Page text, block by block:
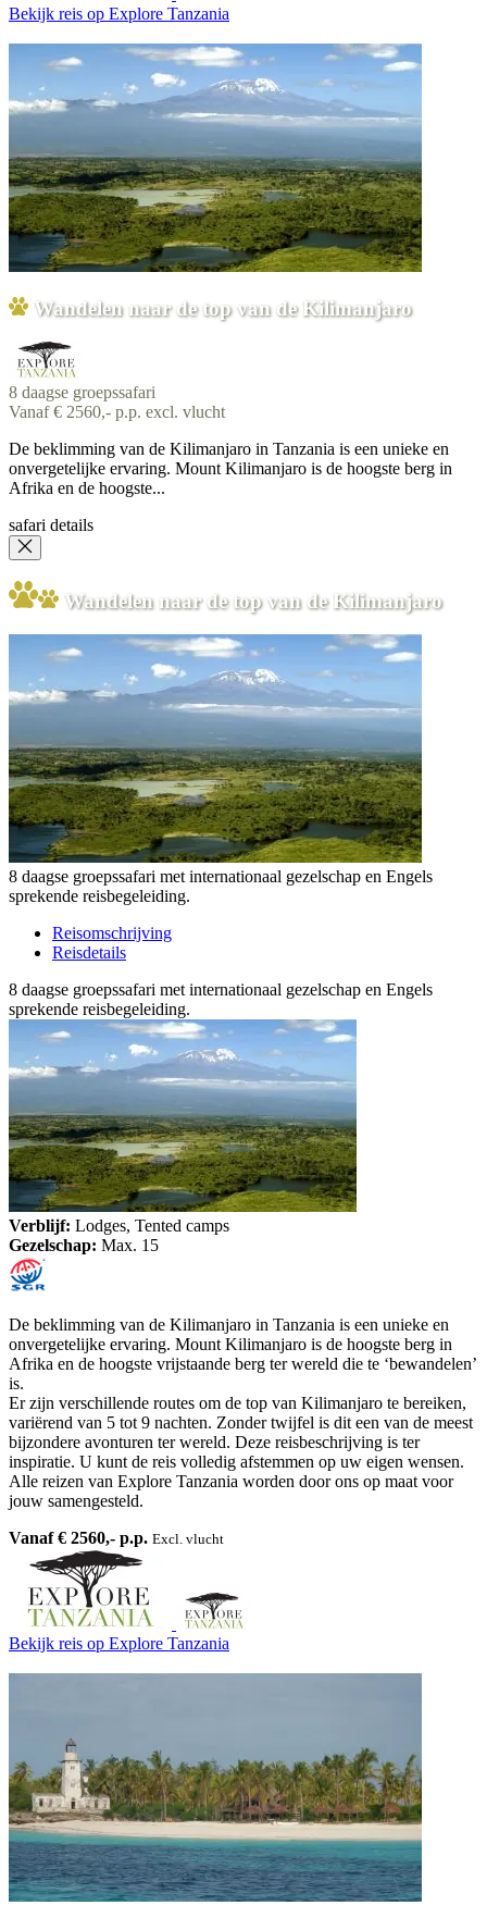
Bekijk reis op Explore Tanzania
Wandelen naar de top van de Kilimanjaro
8 daagse groepssafari
Vanaf € 2560,- p.p. excl. vlucht
De beklimming van de Kilimanjaro in Tanzania is een unieke en
onvergetelijke ervaring. Mount Kilimanjaro is de hoogste berg in
Afrika en de hoogste...
safari details
Wandelen naar de top van de Kilimanjaro
8 daagse groepssafari met internationaal gezelschap en Engels
sprekende reisbegeleiding.
Reisomschrijving
Reisdetails
8 daagse groepssafari met internationaal gezelschap en Engels
sprekende reisbegeleiding.
Verblijf: Lodges, Tented camps
Gezelschap: Max. 15
De beklimming van de Kilimanjaro in Tanzania is een unieke en
onvergetelijke ervaring. Mount Kilimanjaro is de hoogste berg in
Afrika en de hoogste vrijstaande berg ter wereld die te ‘bewandelen’
is.
Er zijn verschillende routes om de top van Kilimanjaro te bereiken,
variërend van 5 tot 9 nachten. Zonder twijfel is dit een van de meest
bijzondere avonturen ter wereld. Deze reisbeschrijving is ter
inspiratie. U kunt de reis volledig afstemmen op uw eigen wensen.
Alle reizen van Explore Tanzania worden door ons op maat voor
jouw samengesteld.
Vanaf € 2560,- p.p. Excl. vlucht
Bekijk reis op Explore Tanzania